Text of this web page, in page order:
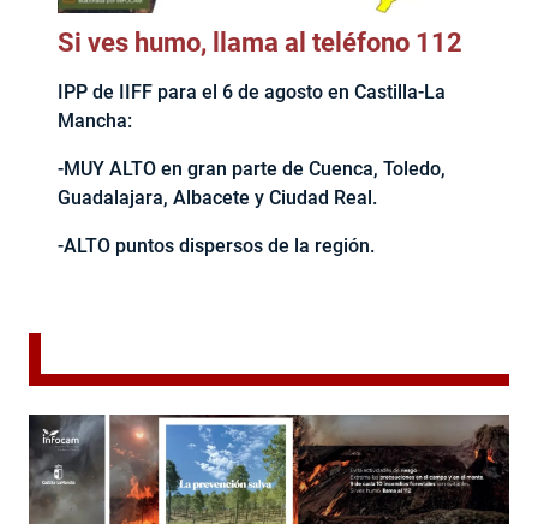
Si ves humo, llama al teléfono 112
IPP de IIFF para el 6 de agosto en Castilla-La
Mancha:
-MUY ALTO en gran parte de Cuenca, Toledo,
Guadalajara, Albacete y Ciudad Real.
-ALTO puntos dispersos de la región.